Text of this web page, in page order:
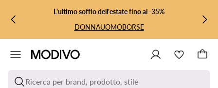
VAI AL CONTENUTO PRINCIPALE
VAI ALLA RICERCAL'ultimo soffio dell'estate fino al -35%
DONNAUOMOBORSE
Ricerca per brand, prodotto, stile